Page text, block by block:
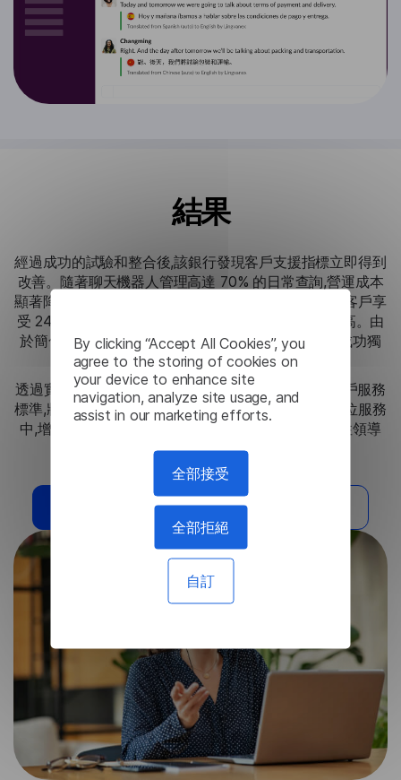
By clicking “Accept All Cookies”, you
agree to the storing of cookies on
your device to enhance site
navigation, analyze site usage, and
assist in our marketing efforts.
全部接受
全部拒絕
自訂
結果
經過成功的試驗和整合後,該銀行發現客戶支援指標立即得到
改善。隨著聊天機器人管理高達 70% 的日常查詢,營運成本
顯著降低,使人類代理能夠專注於更複雜的案件。隨著客戶享
受 24/7 服務和及時、準確的回复,客戶滿意度得到提高。由
於簡化了客戶旅程,轉換率有所提高,越來越多的客戶成功獨
立完成帳戶註冊和其他服務。
透過實施Lingvanex 聊天機器人,該銀行建立了新的客戶服務
標準,將多語言、自動化和經濟高效的支援整合到其數位服務
中,增強了客戶忠誠度,並鞏固了其作為金融領域前瞻性領導
者的地位。
我需要這個解決方案